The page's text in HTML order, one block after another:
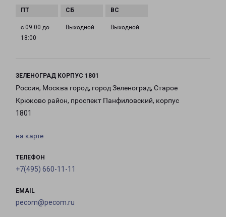
с 09:00 до
18:00
Выходной Выходной
ЗЕЛЕНОГРАД КОРПУС 1801
Россия, Москва город, город Зеленоград, Старое
Крюково район, проспект Панфиловский, корпус
1801
на карте
ТЕЛЕФОН
+7(495) 660-11-11
EMAIL
pecom@pecom.ru